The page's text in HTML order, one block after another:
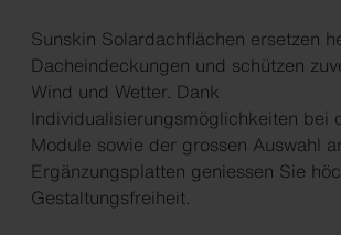
Sunskin Solardachflächen ersetzen
Dacheindeckungen und schützen
Wind und Wetter. Dank
Individualisierungsmöglichkeiten bei
Module sowie der grossen Auswahl
Ergänzungsplatten geniessen Sie
Gestaltungsfreiheit.